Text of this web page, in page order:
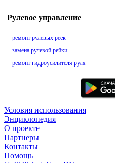
Рулевое управление
ремонт рулевых реек
замена рулевой рейки
ремонт гидроусилителя руля
Условия использования
Энциклопедия
О проекте
Партнеры
Контакты
Помощь